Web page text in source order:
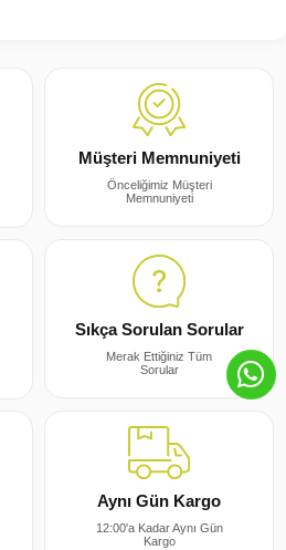
Müşteri Memnuniyeti
Önceliğimiz Müşteri
Memnuniyeti
Sıkça Sorulan Sorular
Merak Ettiğiniz Tüm
Sorular
Aynı Gün Kargo
12:00'a Kadar Aynı Gün
Kargo